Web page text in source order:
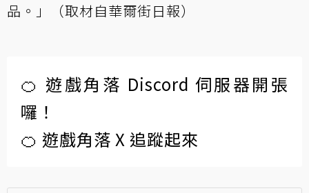
品。」（取材自華爾街日報）
🍊 遊戲角落 Discord 伺服器開張
囉！
🍊 遊戲角落 X 追蹤起來